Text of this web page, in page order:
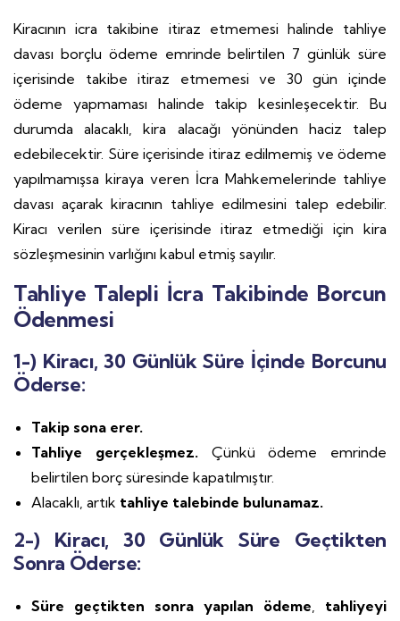
Kiracının icra takibine itiraz etmemesi halinde tahliye
davası borçlu ödeme emrinde belirtilen 7 günlük süre
içerisinde takibe itiraz etmemesi ve 30 gün içinde
ödeme yapmaması halinde takip kesinleşecektir. Bu
durumda alacaklı, kira alacağı yönünden haciz talep
edebilecektir. Süre içerisinde itiraz edilmemiş ve ödeme
yapılmamışsa kiraya veren İcra Mahkemelerinde tahliye
davası açarak kiracının tahliye edilmesini talep edebilir.
Kiracı verilen süre içerisinde itiraz etmediği için kira
sözleşmesinin varlığını kabul etmiş sayılır.
Tahliye Talepli İcra Takibinde Borcun
Ödenmesi
1-) Kiracı, 30 Günlük Süre İçinde Borcunu
Öderse:
Takip sona erer.
Tahliye gerçekleşmez.Çünkü ödeme emrinde
belirtilen borç süresinde kapatılmıştır.
Alacaklı, artık tahliye talebinde bulunamaz.
2-) Kiracı, 30 Günlük Süre Geçtikten
Sonra Öderse:
Süre geçtikten sonra yapılan ödeme, tahliyeyi